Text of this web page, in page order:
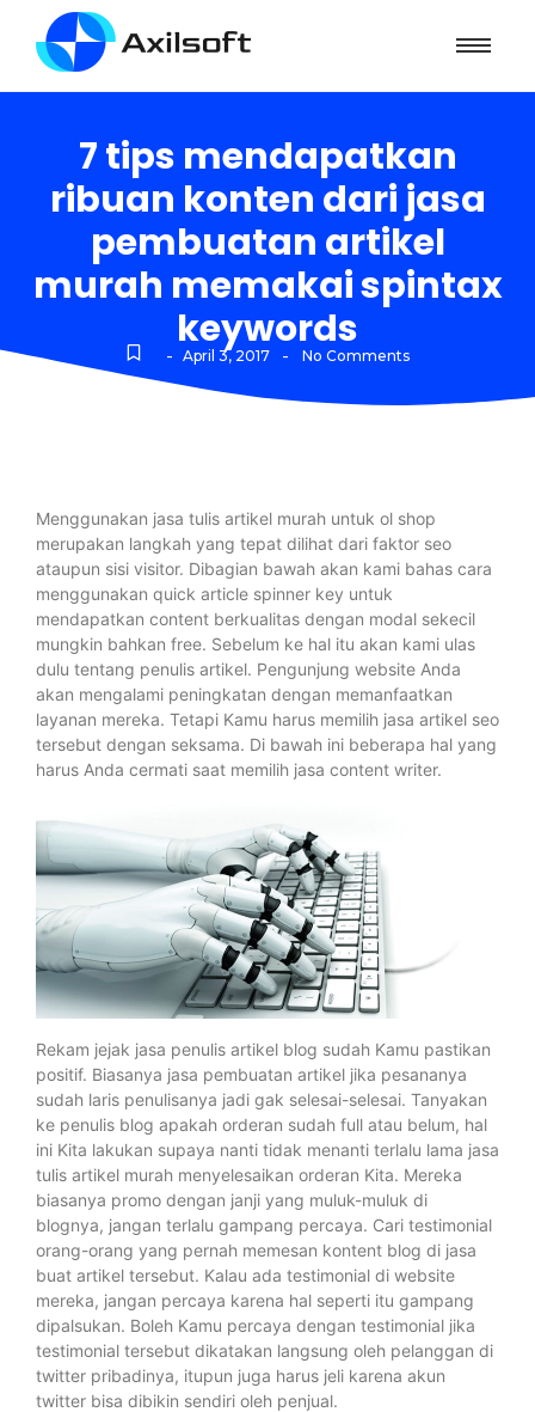
7 tips mendapatkan
ribuan konten dari jasa
pembuatan artikel
murah memakai spintax
keywords
- April 3, 2017 - No Comments
Menggunakan jasa tulis artikel murah untuk ol shop
merupakan langkah yang tepat dilihat dari faktor seo
ataupun sisi visitor. Dibagian bawah akan kami bahas cara
menggunakan quick article spinner key untuk
mendapatkan content berkualitas dengan modal sekecil
mungkin bahkan free. Sebelum ke hal itu akan kami ulas
dulu tentang penulis artikel. Pengunjung website Anda
akan mengalami peningkatan dengan memanfaatkan
layanan mereka. Tetapi Kamu harus memilih jasa artikel seo
tersebut dengan seksama. Di bawah ini beberapa hal yang
harus Anda cermati saat memilih jasa content writer.
Rekam jejak jasa penulis artikel blog sudah Kamu pastikan
positif. Biasanya jasa pembuatan artikel jika pesananya
sudah laris penulisanya jadi gak selesai-selesai. Tanyakan
ke penulis blog apakah orderan sudah full atau belum, hal
ini Kita lakukan supaya nanti tidak menanti terlalu lama jasa
tulis artikel murah menyelesaikan orderan Kita. Mereka
biasanya promo dengan janji yang muluk-muluk di
blognya, jangan terlalu gampang percaya. Cari testimonial
orang-orang yang pernah memesan kontent blog di jasa
buat artikel tersebut. Kalau ada testimonial di website
mereka, jangan percaya karena hal seperti itu gampang
dipalsukan. Boleh Kamu percaya dengan testimonial jika
testimonial tersebut dikatakan langsung oleh pelanggan di
twitter pribadinya, itupun juga harus jeli karena akun
twitter bisa dibikin sendiri oleh penjual.